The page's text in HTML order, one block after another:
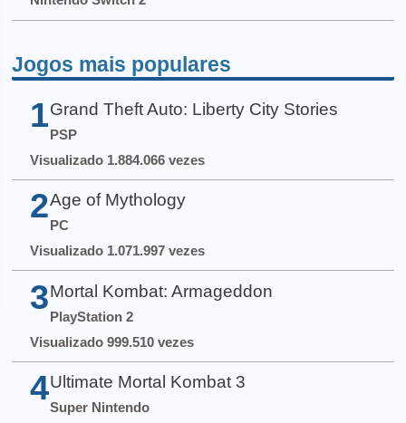
Jogos mais populares
1 Grand Theft Auto: Liberty City Stories
PSP
Visualizado 1.884.066 vezes
2 Age of Mythology
PC
Visualizado 1.071.997 vezes
3 Mortal Kombat: Armageddon
PlayStation 2
Visualizado 999.510 vezes
4 Ultimate Mortal Kombat 3
Super Nintendo